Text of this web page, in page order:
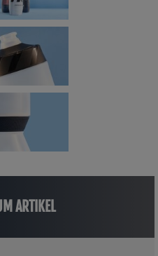
ARTIKEL